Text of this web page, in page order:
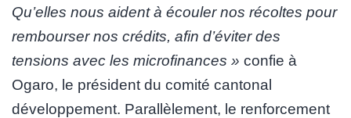
Qu’elles nous aident à écouler nos récoltes pour
rembourser nos crédits, afin d’éviter des
tensions avec les microfinances » confie à
Ogaro, le président du comité cantonal
développement. Parallèlement, le renforcement